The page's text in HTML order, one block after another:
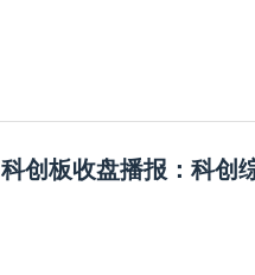
科创板收盘播报：科创